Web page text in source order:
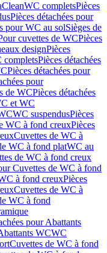
WC completsPièces
Pièces détachées pour
pour WC au solSièges de
cuvettes de WCPièces
designPièces
completsPièces détachées
Pièces détachées pour
pour
de WCPièces détachées
et WC
WC suspendusPièces
WC à fond creuxPièces
Cuvettes de WC à
WC à fond platWC au
de WC à fond creux
Cuvettes de WC à fond
à fond creuxPièces
Cuvettes de WC à
WC à fond
pour Abattants
WCWC
Cuvettes de WC à fond